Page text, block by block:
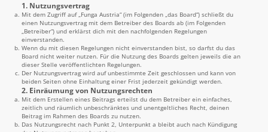
1. Nutzungsvertrag
Mit dem Zugriff auf „Funga Austria“ (im Folgenden „das Board“) schließt du
einen Nutzungsvertrag mit dem Betreiber des Boards ab (im Folgenden
„Betreiber“) und erklärst dich mit den nachfolgenden Regelungen
einverstanden.
Wenn du mit diesen Regelungen nicht einverstanden bist, so darfst du das
Board nicht weiter nutzen. Für die Nutzung des Boards gelten jeweils die an
dieser Stelle veröffentlichten Regelungen.
Der Nutzungsvertrag wird auf unbestimmte Zeit geschlossen und kann von
beiden Seiten ohne Einhaltung einer Frist jederzeit gekündigt werden.
2. Einräumung von Nutzungsrechten
Mit dem Erstellen eines Beitrags erteilst du dem Betreiber ein einfaches,
zeitlich und räumlich unbeschränktes und unentgeltliches Recht, deinen
Beitrag im Rahmen des Boards zu nutzen.
Das Nutzungsrecht nach Punkt 2, Unterpunkt a bleibt auch nach Kündigung